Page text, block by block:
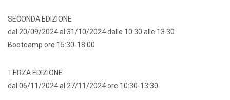
SECONDA EDIZIONE
dal 20/09/2024 al 31/10/2024 dalle 10:30 alle 13.30
Bootcamp ore 15:30-18:00
TERZA EDIZIONE
dal 06/11/2024 al 27/11/2024 ore 10:30-13:30